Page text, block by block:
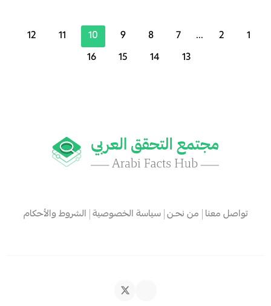
1
2
...
7
8
9
10
11
12
13
14
15
16
تواصل معنا من نحـن سياسة الخصوصية الشروط والأحكام